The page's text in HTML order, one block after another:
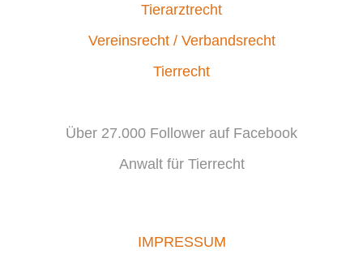
Tierarztrecht
Vereinsrecht / Verbandsrecht
Tierrecht
Über 27.000 Follower auf Facebook
Anwalt für Tierrecht
IMPRESSUM